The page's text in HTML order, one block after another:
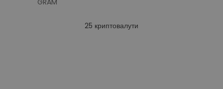
GRAM
25 криптовалути